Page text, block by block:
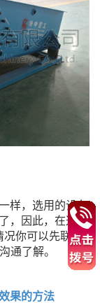
样，选用的设备
，因此，在这里
况你可以先联系
通了解。
果的方法